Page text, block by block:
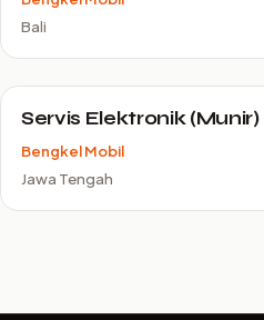
Bali
Servis Elektronik (Munir)
Bengkel Mobil
Jawa Tengah